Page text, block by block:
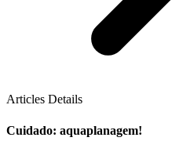
Articles Details
Cuidado: aquaplanagem!